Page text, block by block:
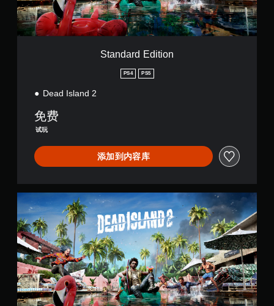
d
i
i
Standard Edition
PS4 PS5
Dead Island 2
免费
试玩
添加到内容库
S
a
n
d
a
r
d
E
d